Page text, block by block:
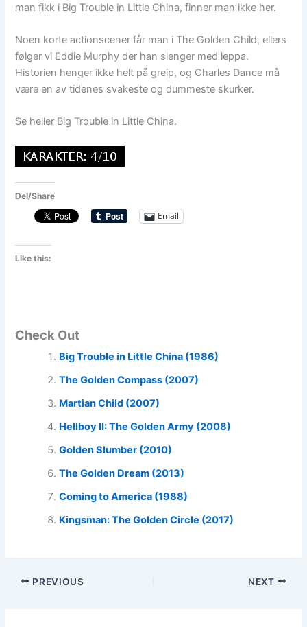
man fikk i Big Trouble in Little China, finner man ikke her.
Noen korte actionscener får man i The Golden Child, ellers
følger vi Eddie Murphy der han slenger med leppa.
Historien henger ikke helt på greip, og Charles Dance må
være en av tidenes svakeste og dummeste skurker.
Se heller Big Trouble in Little China.
Del/Share
Email
Like this:
Check Out
Big Trouble in Little China (1986)
The Golden Compass (2007)
Martian Child (2007)
Hellboy II: The Golden Army (2008)
Golden Slumber (2010)
The Golden Dream (2013)
Coming to America (1988)
Kingsman: The Golden Circle (2017)
PREVIOUS NEXT